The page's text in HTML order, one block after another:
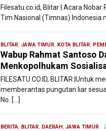
Filesatu.co.id, Blitar | Acara
Tim Nasional (Timnas) Indonesia
BLITAR, JAWA TIMUR, KOTA BLITAR,
Wabup Rahmat Santoso
Menkopolhukam
FILESATU.CO.ID, BLITAR |Untuk
memberantas pungutan liar
No. […]
BERITA, BLITAR, DAERAH , JAWA TIMUR